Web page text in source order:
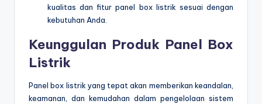
kualitas dan fitur panel box listrik sesuai dengan
kebutuhan Anda.
Keunggulan Produk Panel Box
Listrik
Panel box listrik yang tepat akan memberikan keandalan,
keamanan, dan kemudahan dalam pengelolaan sistem